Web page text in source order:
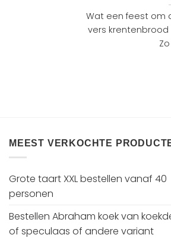
Wat een feest om
vers
MEEST VERKOCHTE
Grote taart XXL bestellen vanaf 40
personen
Bestellen Abraham koek van
of speculaas of andere variant